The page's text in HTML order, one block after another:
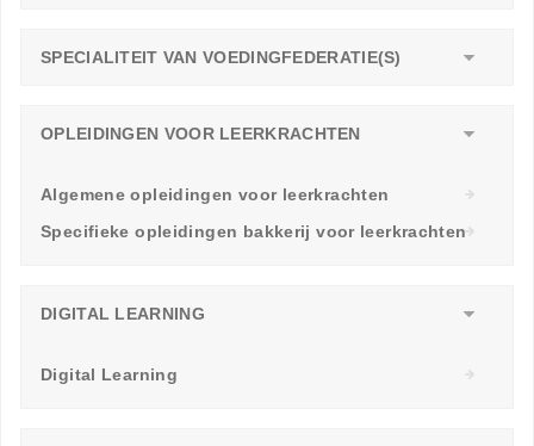
SPECIALITEIT VAN VOEDINGFEDERATIE(S)
OPLEIDINGEN VOOR LEERKRACHTEN
Algemene opleidingen voor leerkrachten
Specifieke opleidingen bakkerij voor leerkrachten
DIGITAL LEARNING
Digital Learning